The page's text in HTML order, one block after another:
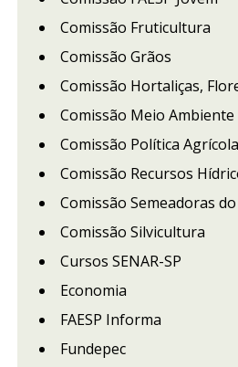
Comissão Fruticultura
Comissão Grãos
Comissão Hortaliças,
Comissão Meio Ambiente
Comissão Política Agrícola
Comissão Recursos
Comissão Semeadoras
Comissão Silvicultura
Cursos SENAR-SP
Economia
FAESP Informa
Fundepec